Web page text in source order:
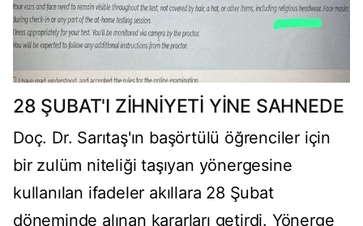
28 ŞUBAT'I ZİHNİYETİ YİNE SAHNEDE
Doç. Dr. Sarıtaş'ın başörtülü öğrenciler için
bir zulüm niteliği taşıyan yönergesine
kullanılan ifadeler akıllara 28 Şubat
döneminde alınan kararları getirdi. Yönerge